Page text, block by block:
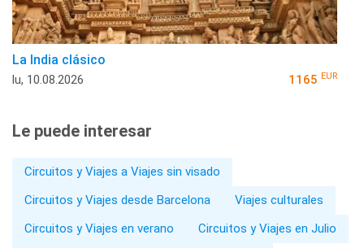
La India clásico
lu, 10.08.2026 1165 EUR
Le puede interesar
Circuitos y Viajes a Viajes sin visado
Circuitos y Viajes desde Barcelona
Viajes culturales
Circuitos y Viajes en verano
Circuitos y Viajes en Julio